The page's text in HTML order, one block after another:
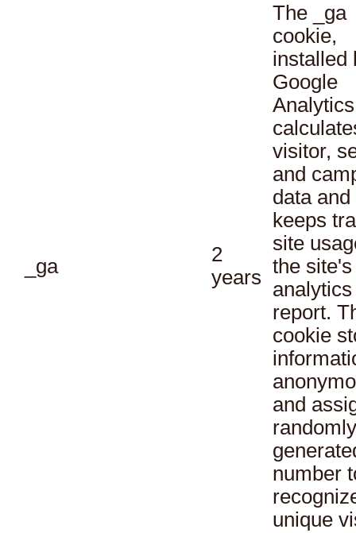
_ga
2
years
The _ga
cookie,
installed
Google
visitor,
and
data and
keeps
site
the site's
analytics
report.
cookie
and
randomly
number
unique